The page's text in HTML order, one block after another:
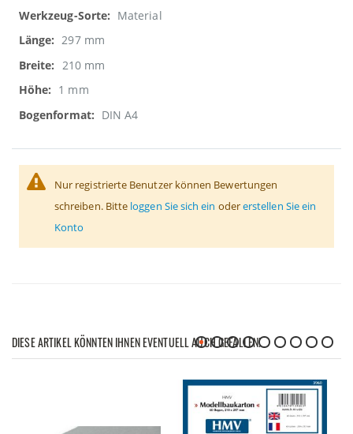
Informationen
Material
297 mm
210 mm
1 mm
DIN A4
Nur registrierte Benutzer können Bewertungen
schreiben. Bitte loggen Sie sich ein odererstellen Sie ein
Konto
DIESE ARTIKEL KÖNNTEN IHNEN EVENTUELL AUCH GEFALLEN!